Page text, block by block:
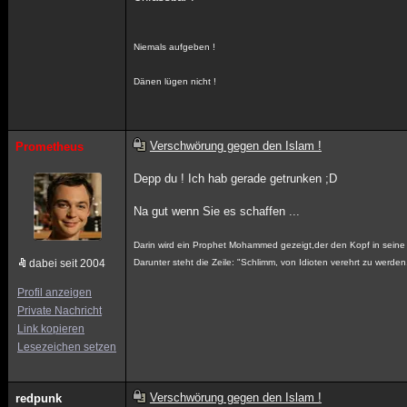
Niemals aufgeben !
Dänen lügen nicht !
Prometheus
dabei seit 2004
Profil anzeigen
Private Nachricht
Link kopieren
Lesezeichen setzen
Verschwörung gegen den Islam !
Depp du ! Ich hab gerade getrunken ;D
Na gut wenn Sie es schaffen ...
Darin wird ein Prophet Mohammed gezeigt,der den Kopf in seine
Darunter steht die Zeile: "Schlimm, von Idioten verehrt zu
redpunk Verschwörung gegen den Islam !